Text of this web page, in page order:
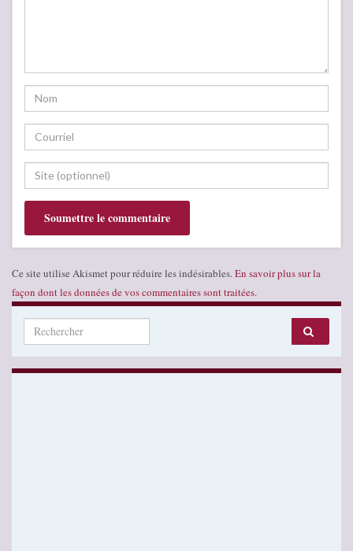
Ce site utilise Akismet pour réduire les indésirables. En savoir plus sur la
façon dont les données de vos commentaires sont traitées.
Search for: